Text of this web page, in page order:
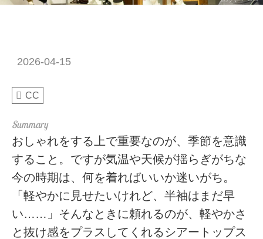
2026-04-15
CC
おしゃれをする上で重要なのが、季節を意識
すること。ですが気温や天候が揺らぎがちな
今の時期は、何を着ればいいか迷いがち。
「軽やかに見せたいけれど、半袖はまだ早
い……」そんなときに頼れるのが、軽やかさ
と抜け感をプラスしてくれるシアートップス